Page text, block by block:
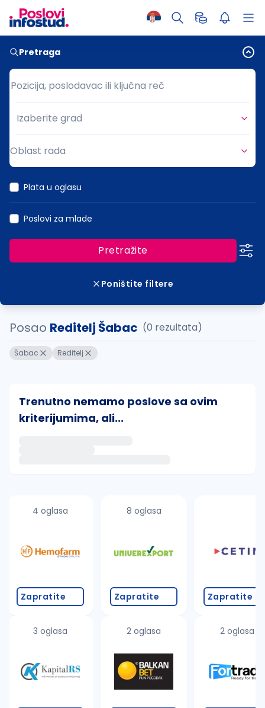
Pretraga
Pozicija, poslodavac ili ključna reč
Pozicija, poslodavac ili ključna reč
Grad
Izaberite grad
Oblast rada
Plata u oglasu
Poslovi za mlade
Pretražite
Poništite filtere
Posao Reditelj Šabac (0 rezultata)
Šabac Reditelj
Trenutno nemamo poslove sa ovim
kriterijumima, ali...
proverite pravopisne greške (koristite č, ć, š, đ,
promenite odabrane filtere pretrage
4 oglasa
Zapratite
3 oglasa
8 oglasa
Zapratite
2 oglasa
Zapratite
2 oglasa